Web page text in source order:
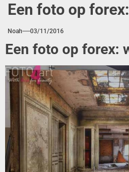
Een foto op
Noah 03/11/2016
Een foto op forex: